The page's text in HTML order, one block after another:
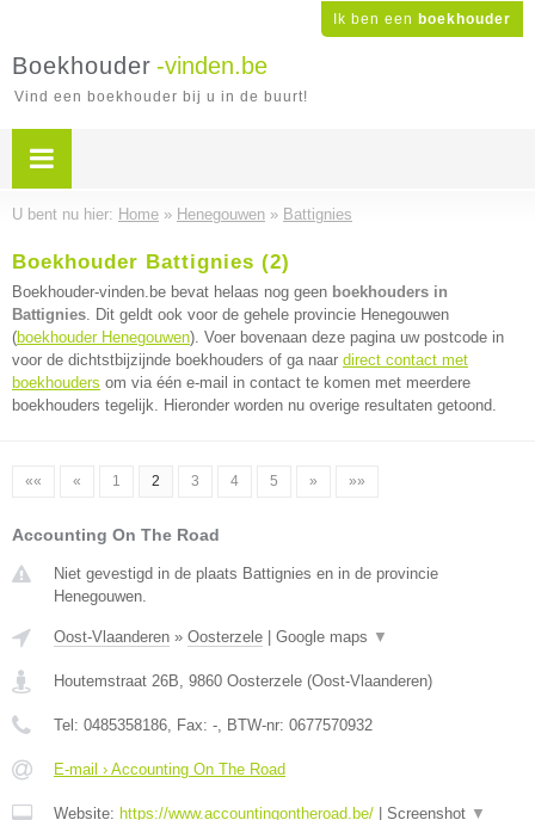
Ik ben een boekhouder
Boekhouder -vinden.be
Vind een boekhouder bij u in de buurt!
U bent nu hier: Home » Henegouwen » Battignies
Boekhouder Battignies (2)
Boekhouder-vinden.be bevat helaas nog geen boekhouders in
Battignies. Dit geldt ook voor de gehele provincie Henegouwen
(boekhouder Henegouwen). Voer bovenaan deze pagina uw postcode in
voor de dichtstbijzijnde boekhouders of ga naar direct contact met
boekhouders om via één e-mail in contact te komen met meerdere
boekhouders tegelijk. Hieronder worden nu overige resultaten getoond.
«« « 1 2 3 4 5 » »»
Accounting On The Road
Niet gevestigd in de plaats Battignies en in de provincie
Henegouwen.
Oost-Vlaanderen » Oosterzele Google maps ▼
Houtemstraat 26B, 9860 Oosterzele (Oost-Vlaanderen)
Tel: 0485358186, Fax: -, BTW-nr: 0677570932
E-mail › Accounting On The Road
Website: https://www.accountingontheroad.be/ Screenshot ▼